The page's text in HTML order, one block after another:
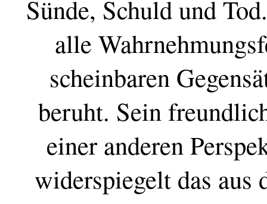
Sünde, Schuld und
alle
scheinbaren
beruht. Sein
einer anderen
widerspiegelt das aus